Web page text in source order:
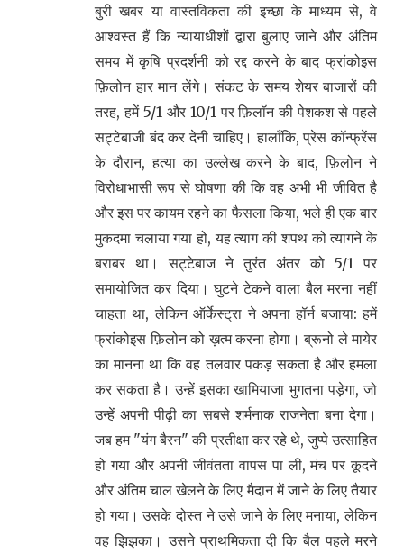
बुरी खबर या वास्तविकता की इच्छा के माध्यम से, वे
आश्वस्त हैं कि न्यायाधीशों द्वारा बुलाए जाने और अंतिम
समय में कृषि प्रदर्शनी को रद्द करने के बाद फ्रांकोइस
फ़िलोन हार मान लेंगे। संकट के समय शेयर बाजारों की
तरह, हमें 5/1 और 10/1 पर फ़िलॉन की पेशकश से पहले
सट्टेबाजी बंद कर देनी चाहिए। हालाँकि, प्रेस कॉन्फ्रेंस
के दौरान, हत्या का उल्लेख करने के बाद, फ़िलोन ने
विरोधाभासी रूप से घोषणा की कि वह अभी भी जीवित है
और इस पर कायम रहने का फैसला किया, भले ही एक बार
मुकदमा चलाया गया हो, यह त्याग की शपथ को त्यागने के
बराबर था। सट्टेबाज ने तुरंत अंतर को 5/1 पर
समायोजित कर दिया। घुटने टेकने वाला बैल मरना नहीं
चाहता था, लेकिन ऑर्केस्ट्रा ने अपना हॉर्न बजाया: हमें
फ्रांकोइस फ़िलोन को ख़त्म करना होगा। ब्रूनो ले मायेर
का मानना था कि वह तलवार पकड़ सकता है और हमला
कर सकता है। उन्हें इसका खामियाजा भुगतना पड़ेगा, जो
उन्हें अपनी पीढ़ी का सबसे शर्मनाक राजनेता बना देगा।
जब हम "यंग बैरन" की प्रतीक्षा कर रहे थे, जुप्पे उत्साहित
हो गया और अपनी जीवंतता वापस पा ली, मंच पर कूदने
और अंतिम चाल खेलने के लिए मैदान में जाने के लिए तैयार
हो गया। उसके दोस्त ने उसे जाने के लिए मनाया, लेकिन
वह झिझका। उसने प्राथमिकता दी कि बैल पहले मरने